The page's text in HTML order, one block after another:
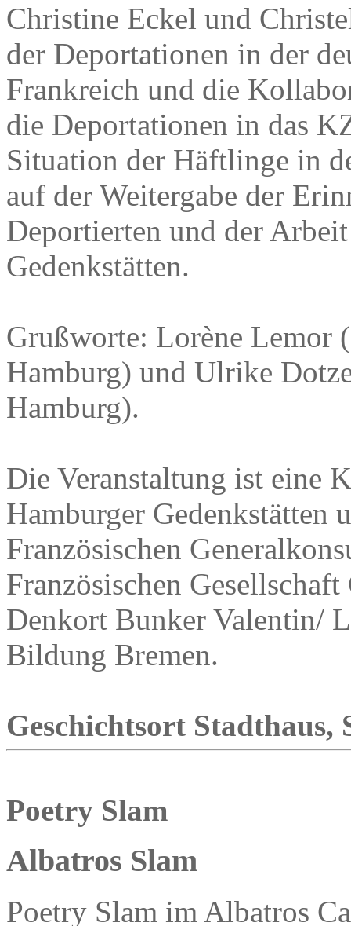
Christine Eckel und
der Deportationen in der
Frankreich und die
die Deportationen in das
Situation der Häftlinge in
auf der Weitergabe der
Deportierten und der
Gedenkstätten.
Grußworte: Lorène Lemor
Hamburg) und Ulrike
Hamburg).
Die Veranstaltung ist eine
Hamburger Gedenkstätten
Französischen
Französischen
Denkort Bunker Valentin/
Bildung Bremen.
Geschichtsort Stadthaus,
Poetry Slam
Albatros Slam
Poetry Slam im Albatros